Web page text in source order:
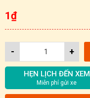
1₫
+
-
HẸN LỊCH ĐẾN XEM
Miễn phí gửi xe